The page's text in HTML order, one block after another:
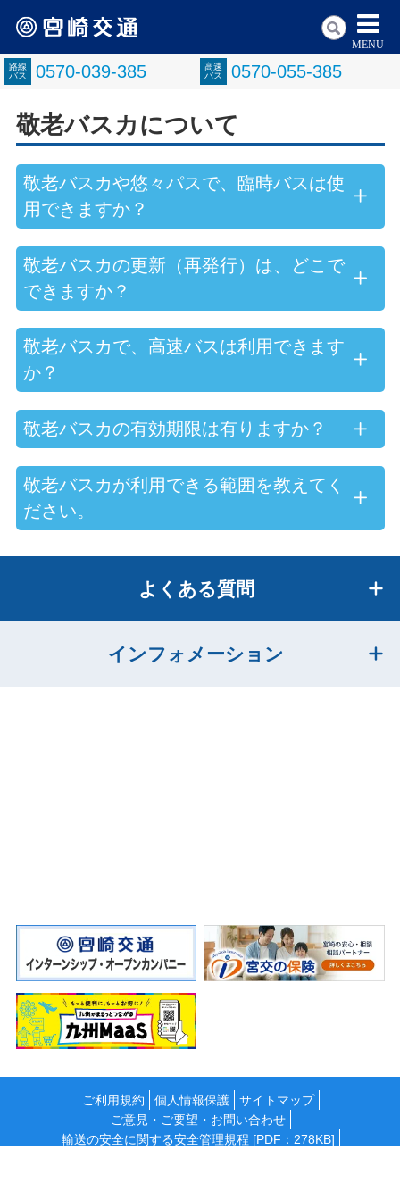
路線
バス
0570-039-385
高速
バス
0570-055-385
MENU
敬老バスカについて
敬老バスカや悠々パスで、臨時バスは使
用できますか？
敬老バスカの更新（再発行）は、どこで
できますか？
敬老バスカで、高速バスは利用できます
か？
敬老バスカの有効期限は有りますか？
敬老バスカが利用できる範囲を教えてく
ださい。
よくある質問
インフォメーション
ご利用規約 個人情報保護
サイトマップ
ご意見・ご要望・お問い合わせ
輸送の安全に関する安全管理規程 [PDF：278KB]